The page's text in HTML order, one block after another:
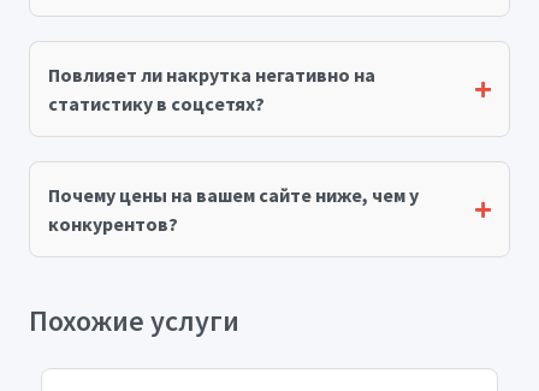
Повлияет ли накрутка негативно на
статистику в соцсетях?
Почему цены на вашем сайте ниже, чем у
конкурентов?
Похожие услуги